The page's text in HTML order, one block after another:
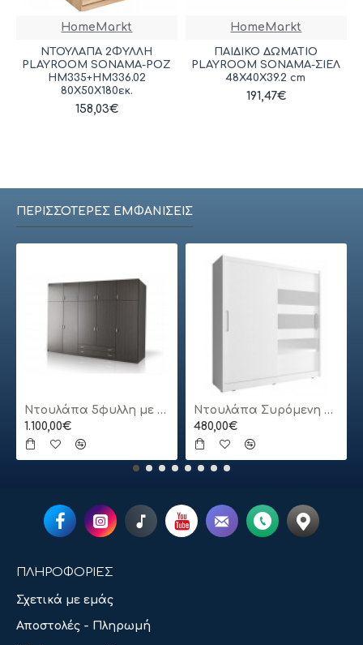
HomeMarkt
ΝΤΟΥΛΑΠΑ 2ΦΥΛΛΗ
PLAYROOM SONAMA-ΡΟΖ
HM335+HM336.02
80X50X180εκ.
158,03€
HomeMarkt
ΠΑΙΔΙΚΟ ΔΩΜΑΤΙΟ
PLAYROOM SONAMA-ΣΙΕΛ
48X40X39.2 cm
191,47€
ΠΕΡΙΣΣΌΤΕΡΕΣ ΕΜΦΑΝΊΣΕΙΣ
Ντουλάπα 5φυλλη με πατάρι
1.100,00€
Ντουλάπα Συρόμενη 24113-MJ3-180 Χρώμα Λευκό 180x200x62cm
480,00€
ΠΛΗΡΟΦΟΡΙΕΣ
Σχετικά με εμάς
Αποστολές - Πληρωμή